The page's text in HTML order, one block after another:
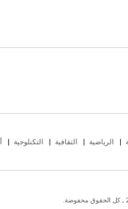
الرياضية التقافية التكنلوجية